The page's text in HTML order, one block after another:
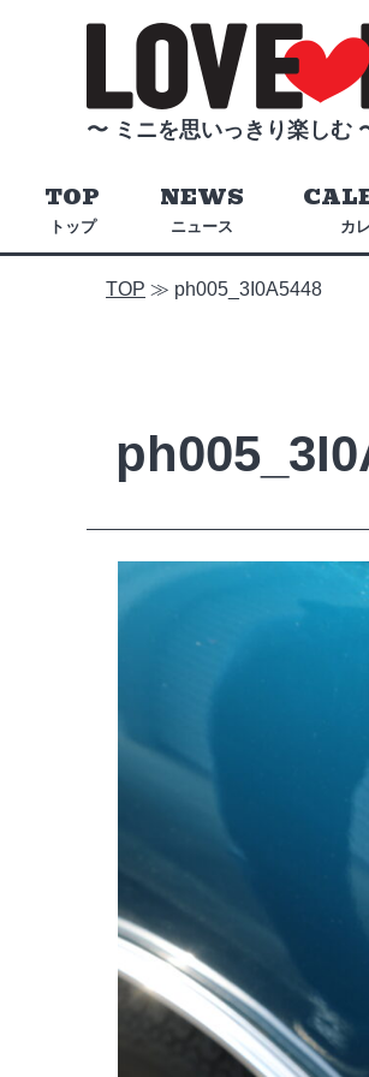
〜 ミニを思いっきり楽しむ
トップ
TOP
ニュース
NEWS
カ
TOP ≫ ph005_3I0A5448